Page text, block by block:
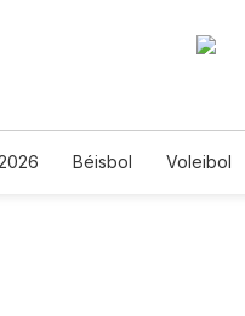
Béisbol Voleibol